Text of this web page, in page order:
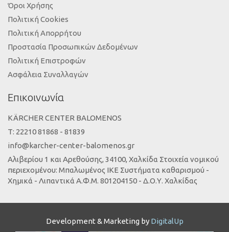
Όροι Χρήσης
Πολιτική Cookies
Πολιτική Απορρήτου
Προστασία Προσωπικών Δεδομένων
Πολιτική Επιστροφών
Ασφάλεια Συναλλαγών
Επικοινωνία
KÄRCHER CENTER BALOMENOS
Τ: 22210 81868 - 81839
info@karcher-center-balomenos.gr
Αλιβερίου 1 και Αρεθούσης, 34100, Χαλκίδα Στοιχεία νομικού
περιεχομένου: Μπαλωμένος ΙΚΕ Συστήματα καθαρισμού -
Χημικά - Λιπαντικά Α.Φ.Μ. 801204150 - Δ.Ο.Υ. Χαλκίδας
Development & Marketing by DigitalUp